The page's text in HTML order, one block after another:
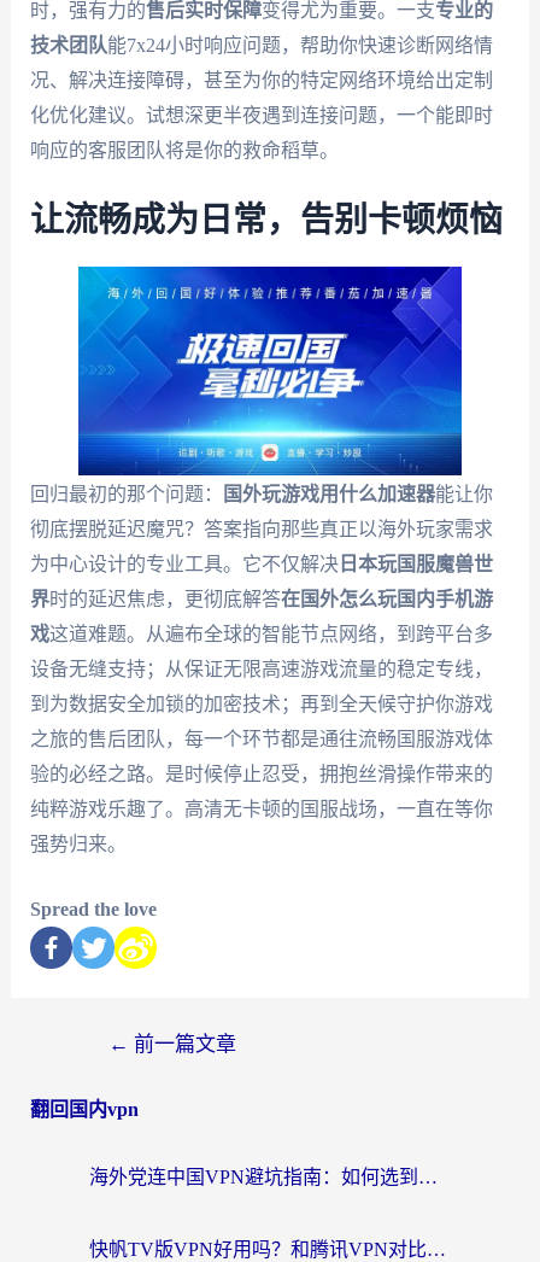
时，强有力的售后实时保障变得尤为重要。一支专业的
技术团队能7x24小时响应问题，帮助你快速诊断网络情
况、解决连接障碍，甚至为你的特定网络环境给出定制
化优化建议。试想深更半夜遇到连接问题，一个能即时
响应的客服团队将是你的救命稻草。
让流畅成为日常，告别卡顿烦恼
回归最初的那个问题： 国外玩游戏用什么加速器能让你
彻底摆脱延迟魔咒？答案指向那些真正以海外玩家需求
为中心设计的专业工具。它不仅解决日本玩国服魔兽世
界时的延迟焦虑，更彻底解答在国外怎么玩国内手机游
戏这道难题。从遍布全球的智能节点网络，到跨平台多
设备无缝支持；从保证无限高速游戏流量的稳定专线，
到为数据安全加锁的加密技术；再到全天候守护你游戏
之旅的售后团队，每一个环节都是通往流畅国服游戏体
验的必经之路。是时候停止忍受，拥抱丝滑操作带来的
纯粹游戏乐趣了。高清无卡顿的国服战场，一直在等你
强势归来。
Spread the love
← 前一篇文章
翻回国内vpn
海外党连中国VPN避坑指南：如何选到真正能无缝刷国内资源的加速器？
快帆TV版VPN好用吗？和腾讯VPN对比哪个回国效果更好？海外党必看的真实体验指南